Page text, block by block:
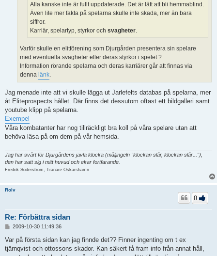
Alla kanske inte är fullt uppdaterade. Det är lätt att bli hemmablind.
Även lite mer fakta på spelarna skulle inte skada, mer än bara
siffror.
Karriär, spelartyp, styrkor och svagheter.
Varför skulle en elitförening som Djurgården presentera sin spelare
med eventuella svagheter eller deras styrkor i spelet ?
Information rörande spelarna och deras karriärer går att finnas via
denna länk
Jag menade inte att vi skulle lägga ut Jarlefelts databas på spelarna, mer
åt Eliteprospects hållet. Där finns det dessutom oftast ett bildgalleri samt
youtube klipp på spelarna.
Exempel
Våra kombatanter har nog tillräckligt bra koll på våra spelare utan att
behöva läsa på om dem på vår hemsida.
Jag har svårt för Djurgårdens jävla klocka (måljingeln ”klockan slår, klockan slår...”),
den har satt sig i mitt huvud och ekar fortfarande.
Fredrik Söderström, Tränare Oskarshamn
Rolv
Re: Förbättra sidan
0
l
ä
g
2009-10-30 11:49:36
Var på första sidan kan jag finnde det?? Finner ingenting om t ex
tjärnqvist och ottossons skador. Kan säkert få fram info från annat håll,